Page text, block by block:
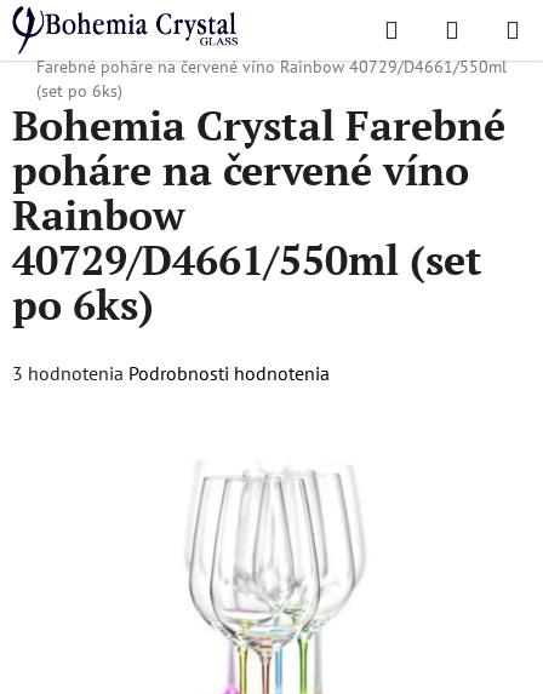
Prejsť
na
obsah
Hľadať
KOŠÍK
Domov
/ Obľúbené kolekcie / Rainbow, Crazy, Islands /
Bohemia Crystal
Farebné poháre na červené víno Rainbow 40729/D4661/550ml
(set po 6ks)
Bohemia Crystal Farebné
poháre na červené víno
Rainbow
40729/D4661/550ml (set
po 6ks)
Priemerné
3 hodnotenia Podrobnosti hodnotenia